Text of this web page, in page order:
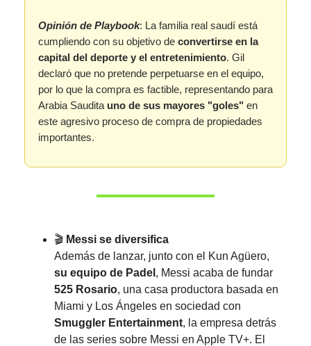
Opinión de Playbook: La familia real saudí está
cumpliendo con su objetivo de convertirse en la
capital del deporte y el entretenimiento. Gil
declaró que no pretende perpetuarse en el equipo,
por lo que la compra es factible, representando para
Arabia Saudita uno de sus mayores "goles" en
este agresivo proceso de compra de propiedades
importantes.
🎬️ Messi se diversifica
Además de lanzar, junto con el Kun Agüero,
su equipo de Padel , Messi acaba de fundar
525 Rosario, una casa productora basada en
Miami y Los Ángeles en sociedad con
Smuggler Entertainment, la empresa detrás
de las series sobre Messi en Apple TV+. El